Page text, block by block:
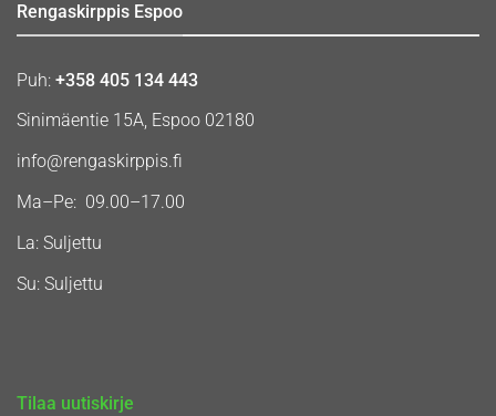
Rengaskirppis Espoo
Puh: +358 405 134 443
Sinimäentie 15A, Espoo 02180
info@rengaskirppis.fi
Ma–Pe: 09.00–17.00
La: Suljettu
Su: Suljettu
Tilaa uutiskirje